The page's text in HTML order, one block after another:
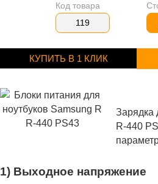
Код товара
119
КУПИТЬ В 1 КЛИК
Зарядка
R-440
1) Выходное напряжение